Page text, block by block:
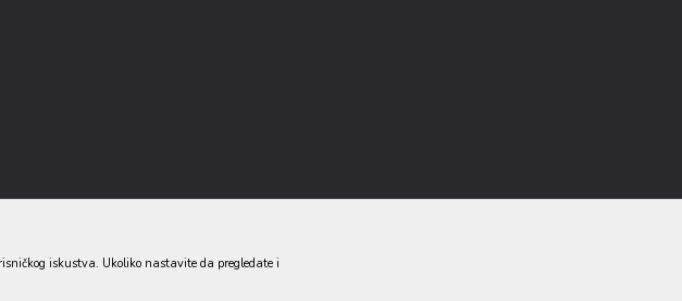
iskustva. Ukoliko nastavite da pregledate i